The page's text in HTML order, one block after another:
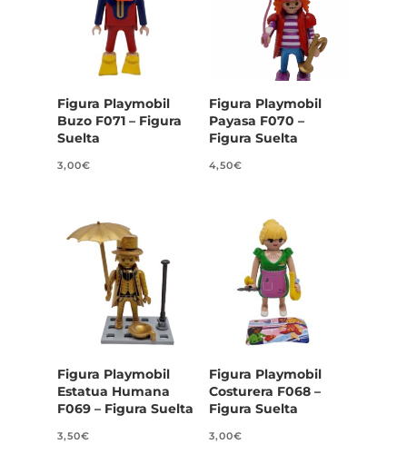
Figura Playmobil
Buzo F071 – Figura
Suelta
3,00€
Figura Playmobil
Payasa F070 –
Figura Suelta
4,50€
Figura Playmobil
Estatua Humana
F069 – Figura Suelta
3,50€
Figura Playmobil
Costurera F068 –
Figura Suelta
3,00€